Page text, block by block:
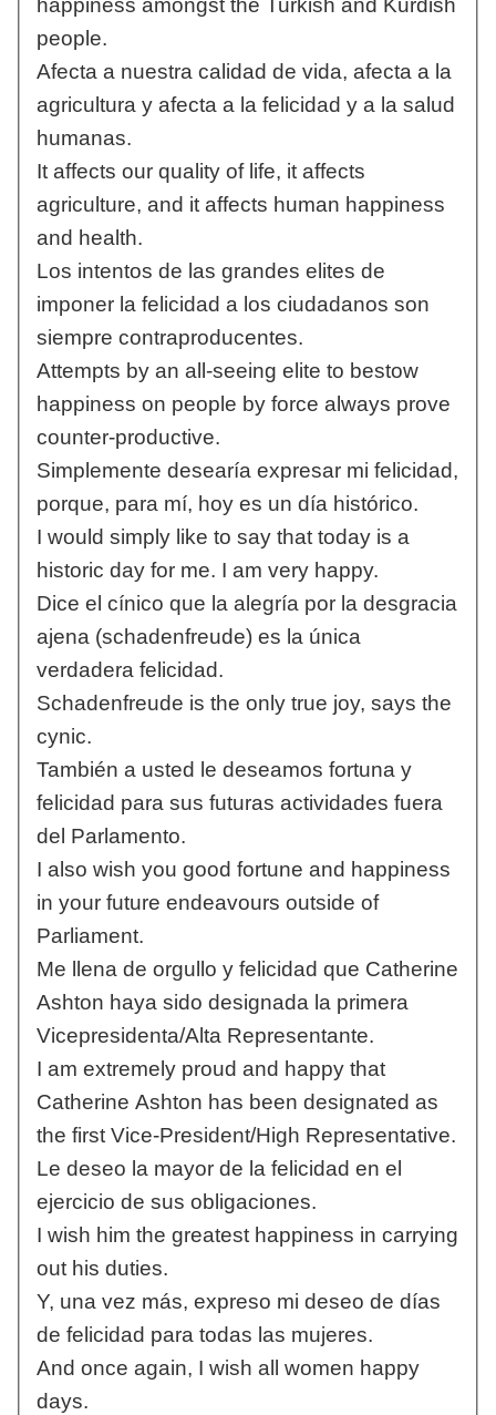
happiness amongst the Turkish and Kurdish
people.
Afecta a nuestra calidad de vida, afecta a la
agricultura y afecta a la felicidad y a la salud
humanas.
It affects our quality of life, it affects
agriculture, and it affects human happiness
and health.
Los intentos de las grandes elites de
imponer la felicidad a los ciudadanos son
siempre contraproducentes.
Attempts by an all-seeing elite to bestow
happiness on people by force always prove
counter-productive.
Simplemente desearía expresar mi felicidad,
porque, para mí, hoy es un día histórico.
I would simply like to say that today is a
historic day for me. I am very happy.
Dice el cínico que la alegría por la desgracia
ajena (schadenfreude) es la única
verdadera felicidad.
Schadenfreude is the only true joy, says the
cynic.
También a usted le deseamos fortuna y
felicidad para sus futuras actividades fuera
del Parlamento.
I also wish you good fortune and happiness
in your future endeavours outside of
Parliament.
Me llena de orgullo y felicidad que Catherine
Ashton haya sido designada la primera
Vicepresidenta/Alta Representante.
I am extremely proud and happy that
Catherine Ashton has been designated as
the first Vice-President/High Representative.
Le deseo la mayor de la felicidad en el
ejercicio de sus obligaciones.
I wish him the greatest happiness in carrying
out his duties.
Y, una vez más, expreso mi deseo de días
de felicidad para todas las mujeres.
And once again, I wish all women happy
days.